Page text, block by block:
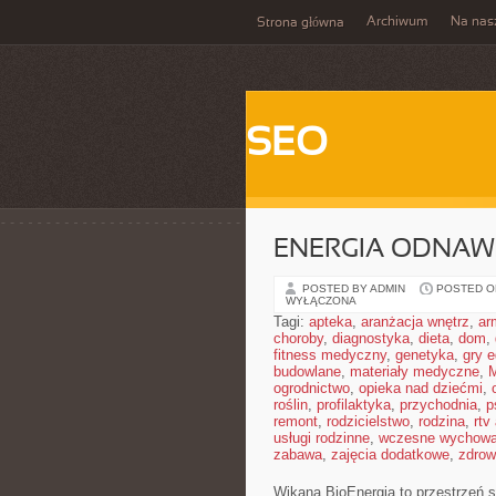
Strona główna Archiwum Na
SEO
ENERGIA
POSTED BY ADMIN POSTED
WYŁĄCZONA
Tagi: apteka, aranżacja wnętrz,
choroby, diagnostyka, dieta, dom,
fitness medyczny, genetyka, gry
budowlane, materiały medyczne,
ogrodnictwo, opieka nad dziećmi,
roślin, profilaktyka, przychodnia,
remont, rodzicielstwo, rodzina, rtv
usługi rodzinne, wczesne
zabawa, zajęcia dodatkowe,
Wikana BioEnergia to przestrzeń